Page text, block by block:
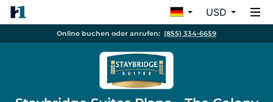
USD
Online buchen oder anrufen: (855) 334-6659